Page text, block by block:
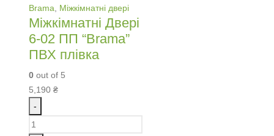
Brama, Міжкімнатні двері
Міжкімнатні Двері
6-02 ПП “Brama”
ПВХ плівка
0 out of 5
5,190 ₴
-